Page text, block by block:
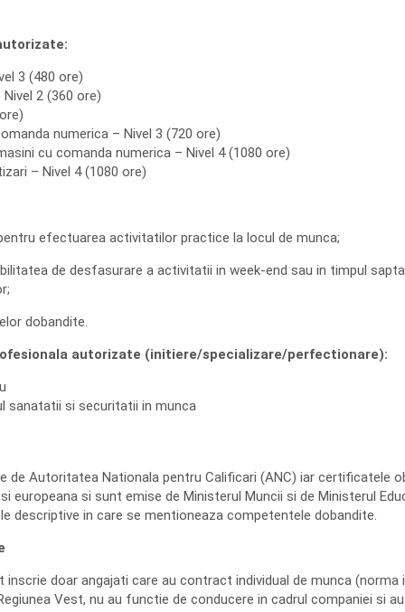
3 (480 ore)
2 (360 ore)
numerica – Nivel 3 (720 ore)
cu comanda numerica – Nivel 4 (1080 ore)
– Nivel 4 (1080 ore)
efectuarea activitatilor practice la locul de munca;
de desfasurare a activitatii in week-end sau in timpul
dobandite.
autorizate (initiere/specializare/perfectionare):
sanatatii si securitatii in munca
de Autoritatea Nationala pentru Calificari (ANC) iar certificatele
europeana si sunt emise de Ministerul Muncii si de Ministerul
descriptive in care se mentioneaza competentele dobandite.
doar angajati care au contract individual de munca (norma
Vest, nu au functie de conducere in cadrul companiei si